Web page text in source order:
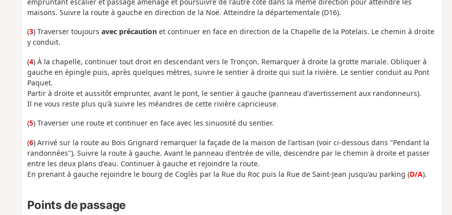
maisons. Suivre la route à gauche en direction de la Noë. Atteindre la départementale (D16).
(3) Traverser toujours avec précautionet continuer en face en direction de la Chapelle de la Potelais. Le chemin à droite
y conduit.
(4) À la chapelle, continuer tout droit en descendant vers le Tronçon. Remarquer à droite la grotte mariale. Obliquer à
gauche en épingle puis, après quelques mètres, suivre le sentier à droite qui suit la rivière. Le sentier conduit au Pont
Paquet.
Partir à droite et aussitôt emprunter, avant le pont, le sentier à gauche (panneau d'avertissement aux randonneurs).
Il ne vous reste plus qu'à suivre les méandres de cette rivière capricieuse.
(5) Traverser une route et continuer en face avec les sinuosité du sentier.
(6) Arrivé sur la route au Bois Grignard remarquer la façade de la maison de l'artisan (voir ci-dessous dans "Pendant la
randonnées"). Suivre la route à gauche. Avant le panneau d'entrée de ville, descendre par le chemin à droite et passer
entre les deux plans d'eau. Continuer à gauche et rejoindre la route.
En prenant à gauche rejoindre le bourg de Coglès par la Rue du Roc puis la Rue de Saint-Jean jusqu'au parking (D/A).
Points de passage